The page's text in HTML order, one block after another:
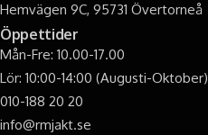
Hemvägen 9C, 95731 Övertorneå
Öppettider
Mån-Fre: 10.00-17.00
Lör: 10:00-14:00 (Augusti-Oktober)
010-188 20 20
info@rmjakt.se